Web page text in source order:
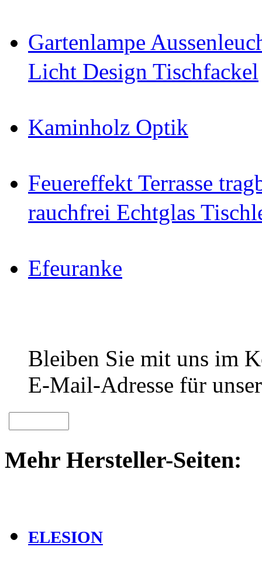
Gartenlampe
Licht Design Tischfackel
Kaminholz Optik
Feuereffekt Terrasse
rauchfrei Echtglas
Efeuranke
Bleiben Sie mit uns im
E-Mail-Adresse für
Mehr Hersteller-Seiten:
ELESION